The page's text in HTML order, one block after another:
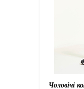
Чоловічі